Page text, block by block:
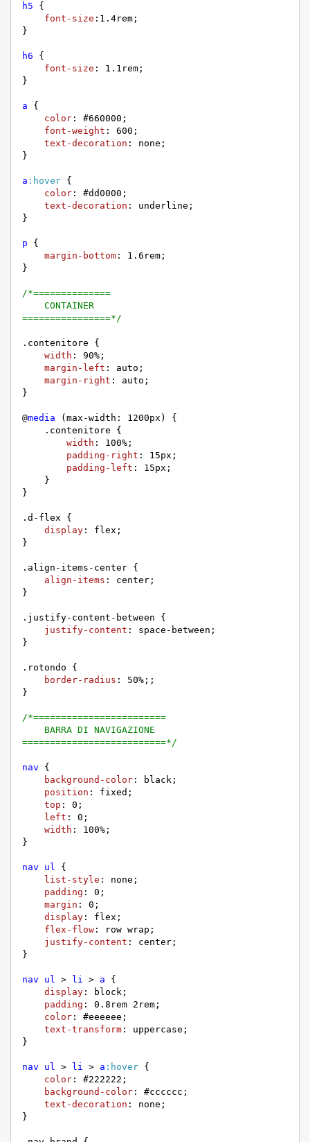
h5 {
font-size : 1.4rem ;
}
h6 {
font-size : 1.1rem ;
}
a {
color : #660000 ;
font-weight : 600 ;
text-decoration : none;
}
a :hover {
color : #dd0000 ;
text-decoration : underline;
}
p {
margin-bottom : 1.6rem ;
}
/*==============
================*/
.contenitore {
width : 90% ;
margin-left : auto;
margin-right : auto;
}
@media (max-width: 1200px ) {
.contenitore {
width : 100% ;
padding-right : 15px ;
padding-left : 15px ;
}
.d-flex {
display : flex;
}
.align-items-center {
align-items : center;
}
.justify-content-between {
justify-content : space-between;
}
.rotondo {
border-radius : 50% ;;
}
/*========================
==========================*/
nav {
background-color : black;
position : fixed;
top : 0 ;
left : 0 ;
width : 100% ;
}
nav ul {
list-style : none;
padding : 0 ;
margin : 0 ;
display : flex;
flex-flow : row wrap;
justify-content : center;
}
nav ul > li > a {
display : block;
padding : 0.8rem 2rem ;
color : #eeeeee ;
text-transform : uppercase;
}
nav ul > li > a :hover {
color : #222222 ;
background-color : #cccccc ;
text-decoration : none;
}